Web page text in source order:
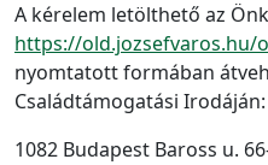
A kérelem letölthető az
https://old.jozsefvaros.hu/
nyomtatott formában
Családtámogatási Irodáján:
1082 Budapest Baross u.